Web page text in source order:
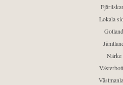
Lokala
Gotland
Närke